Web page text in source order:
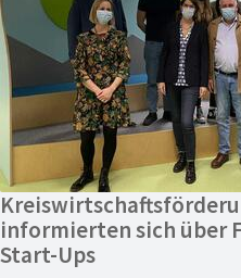
informierten sich über
Start-Ups